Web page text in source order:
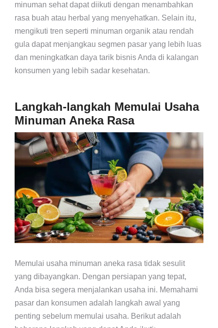
minuman sehat dapat diikuti dengan menambahkan
rasa buah atau herbal yang menyehatkan. Selain itu,
mengikuti tren seperti minuman organik atau rendah
gula dapat menjangkau segmen pasar yang lebih luas
dan meningkatkan daya tarik bisnis Anda di kalangan
konsumen yang lebih sadar kesehatan.
Langkah-langkah Memulai Usaha
Minuman Aneka Rasa
Memulai usaha minuman aneka rasa tidak sesulit
yang dibayangkan. Dengan persiapan yang tepat,
Anda bisa segera menjalankan usaha ini. Memahami
pasar dan konsumen adalah langkah awal yang
penting sebelum memulai usaha. Berikut adalah